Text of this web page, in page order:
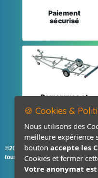
Paiement
sécurisé
Remorques et
©2026-2027 France Accastillage
tous droits réservés
🍪 Cookies &
Nous utilisons des
meilleure expérience
bouton accepte les
Cookies et fermer
Votre anonymat